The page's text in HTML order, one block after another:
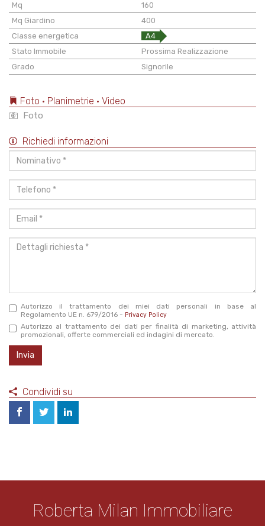
Mq
160
Mq Giardino
400
Classe energetica
A4
Stato Immobile
Prossima Realizzazione
Grado
Signorile
Foto • Planimetrie • Video
Foto
Richiedi informazioni
Nominativo
Telefono
Email
Dettagli
richiesta
Autorizzo il trattamento dei miei dati personali in base al
Regolamento UE n. 679/2016 - Privacy Policy
Autorizzo al trattamento dei dati per finalità di marketing, attività
promozionali, offerte commerciali ed indagini di mercato.
Invia
Condividi su
Roberta Milan Immobiliare